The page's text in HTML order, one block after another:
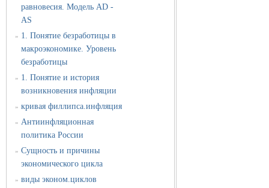
равновесия. Модель AD -
AS
» 1. Понятие безработицы в
макроэкономике. Уровень
безработицы
» 1. Понятие и история
возникновения инфляции
» кривая филлипса.инфляция
» Антиинфляционная
политика России
» Сущность и причины
экономического цикла
» виды эконом.циклов